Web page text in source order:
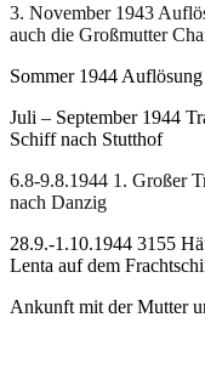
3. November 1943
auch die Großmutter
Sommer 1944
Juli – September 1944
Schiff nach Stutthof
6.8-9.8.1944 1. Großer
nach Danzig
28.9.-1.10.1944 3155
Lenta auf dem
Ankunft mit der Mutter